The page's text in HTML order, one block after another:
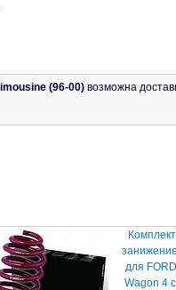
(96-00) возможна
для
Wagon 4